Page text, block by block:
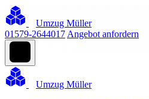
Umzug Müller
01579-2644017 Angebot anfordern
Umzug Müller